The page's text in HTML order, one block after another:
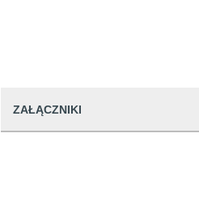
ZAŁĄCZNIKI